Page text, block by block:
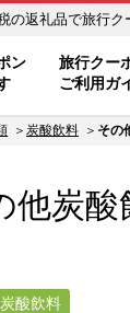
他炭酸飲料】のお礼の品一
ン
旅行クー
ご利用ガ
炭酸飲料 その
他炭酸
酸飲料